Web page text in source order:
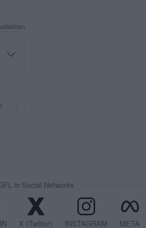
›
in Social Networks
X (Twitter) INSTAGRAM META